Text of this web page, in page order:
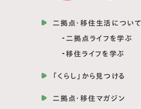
二拠点・移住生活について
二拠点ライフを学ぶ
移住ライフを学ぶ
「くらし」から見つける
二拠点・移住マガジン